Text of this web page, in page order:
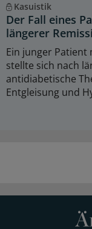
Kasuistik
Der Fall eines
längerer
Ein junger Patient
stellte sich nach
antidiabetische
Entgleisung und